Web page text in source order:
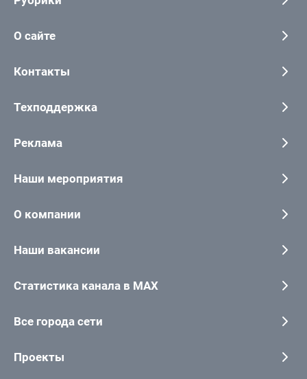
О сайте
Контакты
Техподдержка
Реклама
Наши мероприятия
О компании
Наши вакансии
Статистика канала в MAX
Все города сети
Проекты